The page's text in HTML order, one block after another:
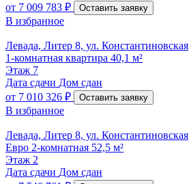
от 7 009 783 ₽ Оставить заявку
В избранное
Левада, Литер 8, ул. Константиновская
1-комнатная квартира 40,1 м²
Этаж 7
Дата сдачи Дом сдан
от 7 010 326 ₽ Оставить заявку
В избранное
Левада, Литер 8, ул. Константиновская
Евро 2-комнатная 52,5 м²
Этаж 2
Дата сдачи Дом сдан